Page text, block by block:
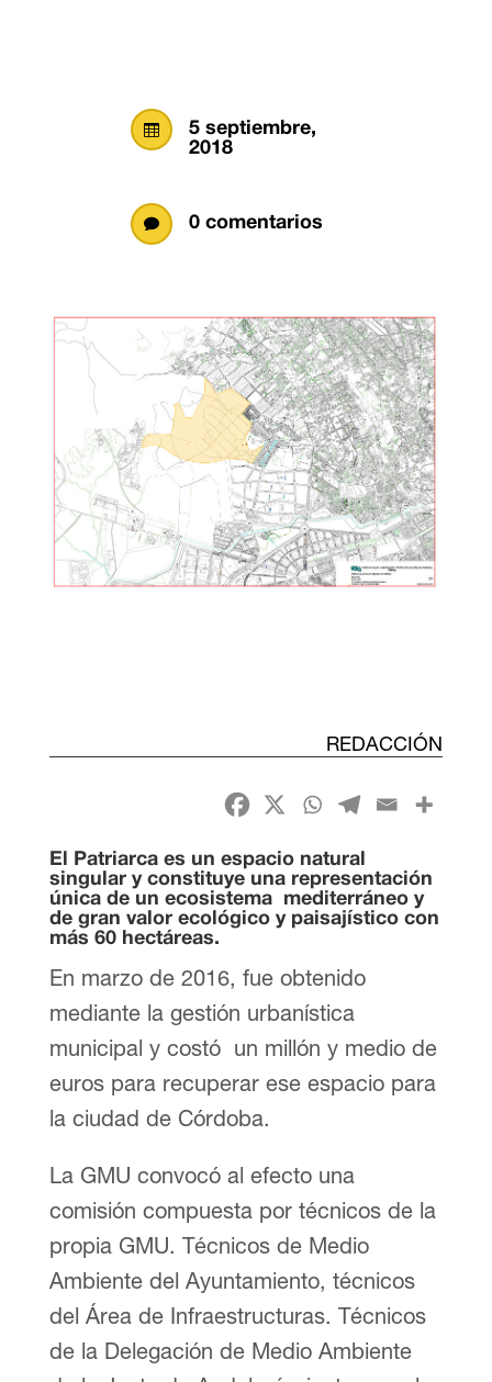

5 septiembre,
2018
 0 comentarios
REDACCIÓN
El Patriarca es un espacio natural
singular y constituye una representación
única de un ecosistema mediterráneo y
de gran valor ecológico y paisajístico con
más 60 hectáreas.
En marzo de 2016, fue obtenido
mediante la gestión urbanística
municipal y costó un millón y medio de
euros para recuperar ese espacio para
la ciudad de Córdoba.
La GMU convocó al efecto una
comisión compuesta por técnicos de la
propia GMU. Técnicos de Medio
Ambiente del Ayuntamiento, técnicos
del Área de Infraestructuras. Técnicos
de la Delegación de Medio Ambiente